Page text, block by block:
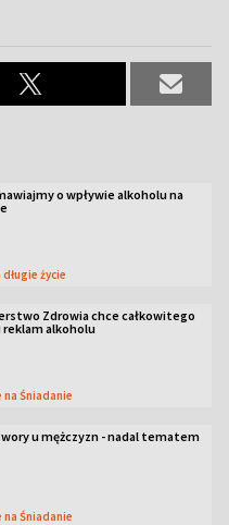
o wpływie alkoholu na
długie życie
Zdrowia chce całkowitego
reklam alkoholu
na Śniadanie
u mężczyzn - nadal tematem
na Śniadanie